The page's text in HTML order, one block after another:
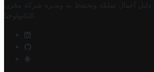
أعمال تملكه وتحتفظ به وتديره
شركة مخزن
التكنولوجيا